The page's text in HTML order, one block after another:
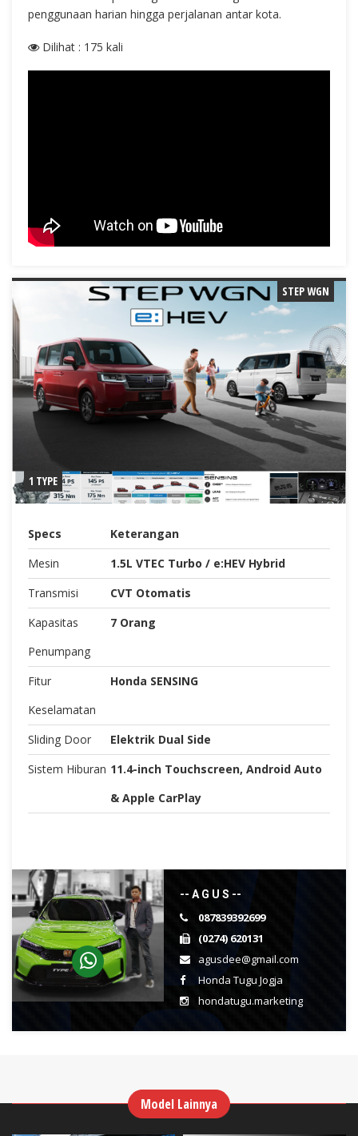
penggunaan harian hingga perjalanan antar kota.
Dilihat : 175 kali
STEP WGN
1 TYPE
Specs
Keterangan
Mesin
1.5L VTEC Turbo / e:HEV Hybrid
Transmisi
CVT Otomatis
Kapasitas
Penumpang
7 Orang
Fitur
Keselamatan
Honda SENSING
Sliding Door
Elektrik Dual Side
Sistem Hiburan 11.4-inch Touchscreen, Android Auto
& Apple CarPlay
-- A G U S --
087839392699
(0274) 620131
agusdee@gmail.com
Honda Tugu Jogja
hondatugu.marketing
Model Lainnya